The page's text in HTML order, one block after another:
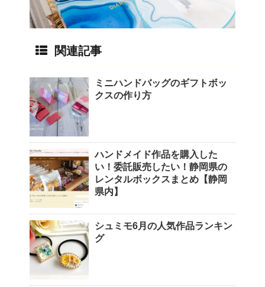
関連記事
ミニハンドバッグのギフトボッ
クスの作り方
ハンドメイド作品を購入した
い！委託販売したい！静岡県の
レンタルボックスまとめ【静岡
県内】
シュミモ6月の人気作品ランキン
グ